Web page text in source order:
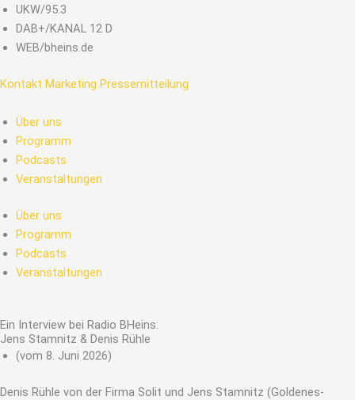
Zum
Inhalt
springen
UKW/95.3
DAB+/KANAL 12 D
WEB/bheins.de
Kontakt Marketing Pressemitteilung
Über uns
Programm
Podcasts
Veranstaltungen
Über uns
Programm
Podcasts
Veranstaltungen
Ein Interview bei Radio BHeins:
Jens Stamnitz & Denis Rühle
(vom 8. Juni 2026)
Denis Rühle von der Firma Solit und Jens Stamnitz (Goldenes-